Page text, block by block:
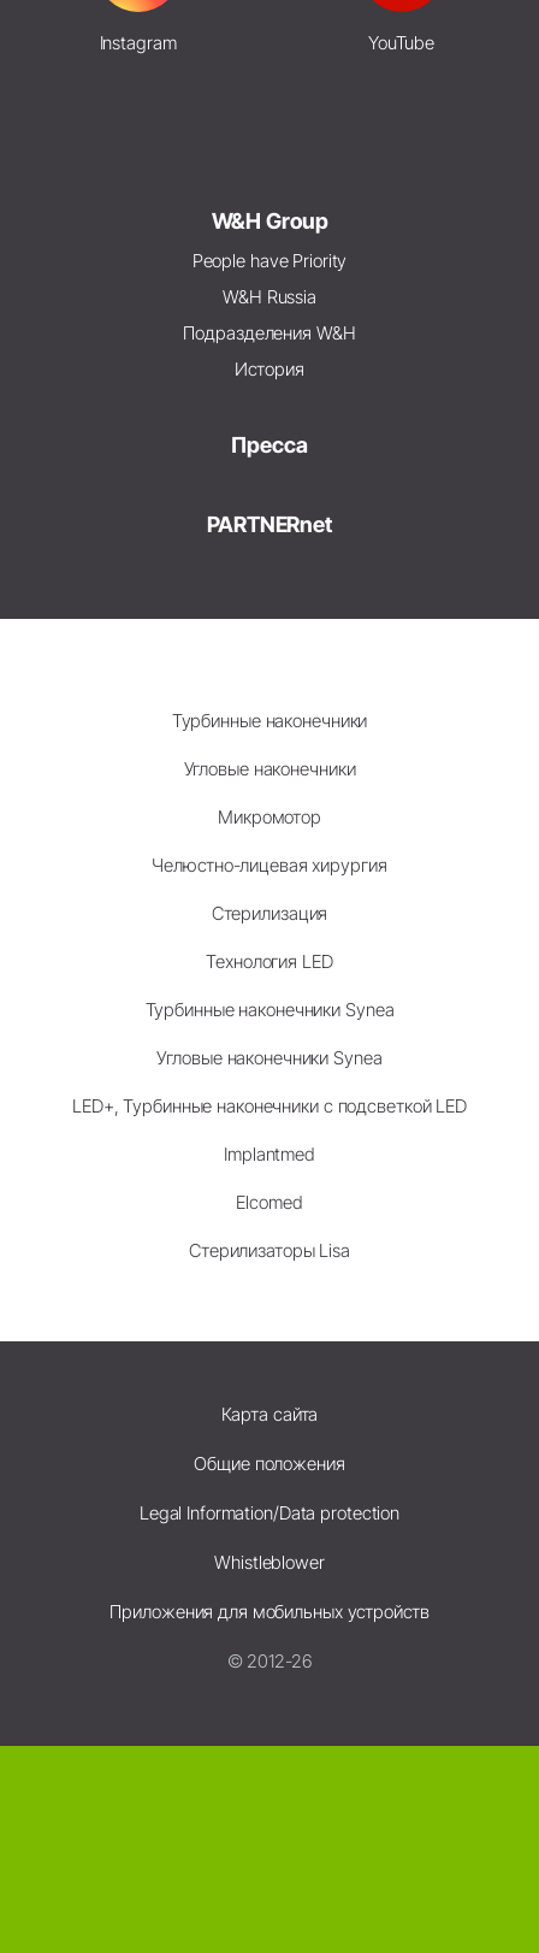
Instagram YouTube
W&H Group
People have Priority
W&H Russia
Подразделения W&H
История
Пресса
PARTNERnet
Турбинные наконечники
Угловые наконечники
Микромотор
Челюстно-лицевая хирургия
Стерилизация
Технология LED
Турбинные наконечники Synea
Угловые наконечники Synea
LED+, Турбинные наконечники с подсветкой LED
Implantmed
Elcomed
Стерилизаторы Lisa
Карта сайта
Общие положения
Legal Information/Data protection
Whistleblower
Приложения для мобильных устройств
© 2012-26